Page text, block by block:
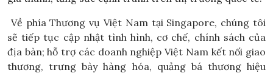
Về phía Thương vụ Việt Nam tại Singapore, chúng tôi
sẽ tiếp tục cập nhật tình hình, cơ chế, chính sách của
địa bàn; hỗ trợ các doanh nghiệp Việt Nam kết nối giao
thương, trưng bày hàng hóa, quảng bá thương hiệu